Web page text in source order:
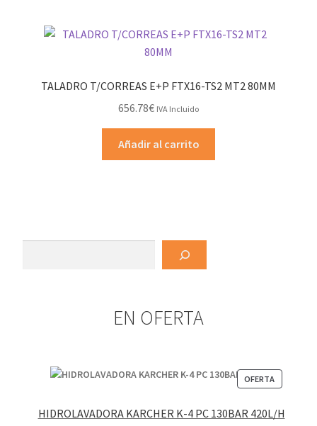
TALADRO T/CORREAS E+P FTX16-TS2 MT2 80MM
656.78€ IVA Incluido
Añadir al carrito
EN OFERTA
OFERTA
EN
HIDROLAVADORA KARCHER K-4 PC 130BAR 420L/H